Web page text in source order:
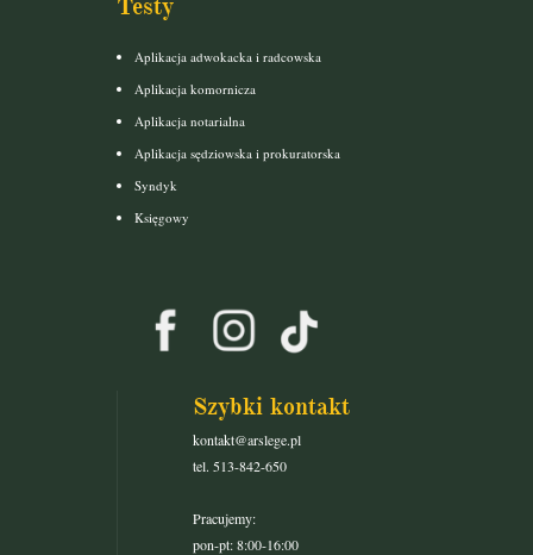
Testy
Aplikacja adwokacka i radcowska
Aplikacja komornicza
Aplikacja notarialna
Aplikacja sędziowska i prokuratorska
Syndyk
Księgowy
Szybki kontakt
kontakt@arslege.pl
tel. 513-842-650
Pracujemy:
pon-pt: 8:00-16:00